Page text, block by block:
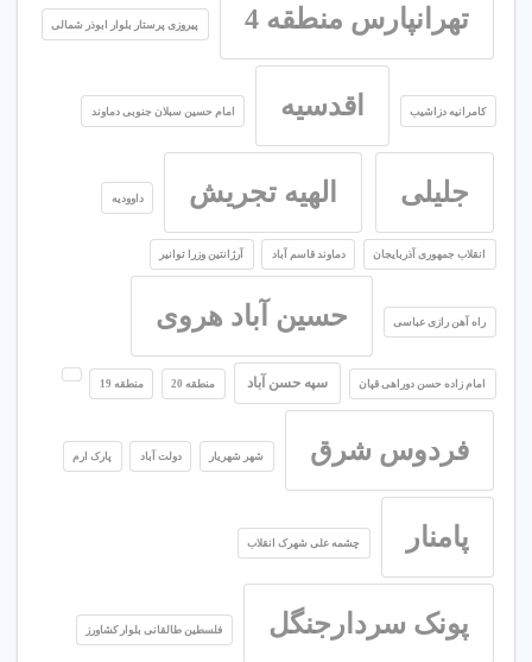
تهرانپارس منطقه 4 پیروزی پرستار بلوار ابوذر شمالی
کامرانیه دزاشیب اقدسیه امام حسین سبلان جنوبی دماوند
جلیلی الهیه تجریش داوودیه
انقلاب جمهوری آذربایجان دماوند قاسم آباد آرژانتین وزرا توانیر
راه آهن رازی عباسی حسین آباد هروی
امام زاده حسن دوراهی قپان سپه حسن آباد منطقه 20 منطقه 19
فردوس شرق شهر شهریار دولت آباد پارک ارم
پامنار چشمه علی شهرک انقلاب
پونک سردارجنگل فلسطین طالقانی بلوار کشاورز